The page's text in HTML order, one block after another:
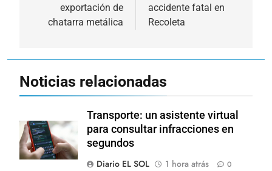
exportación de
chatarra metálica
accidente fatal en
Recoleta
Noticias relacionadas
Transporte: un asistente virtual
para consultar infracciones en
segundos
Diario EL SOL
1 hora atrás 0